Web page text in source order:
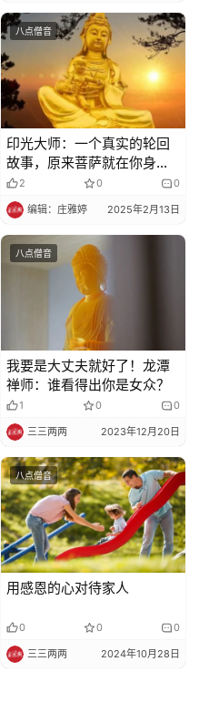
八点僧音
印光大师：一个真实的轮回
故事，原来菩萨就在你身
边！
2 0 0
编辑：庄雅婷 2025年2月13日
八点僧音
我要是大丈夫就好了！龙潭
禅师：谁看得出你是女众？
1 0 0
三三两两 2023年12月20日
八点僧音
用感恩的心对待家人
0 0 0
三三两两 2024年10月28日